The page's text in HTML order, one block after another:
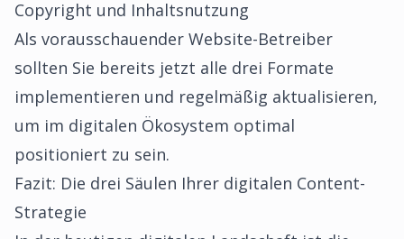
Copyright und Inhaltsnutzung
Als vorausschauender Website-Betreiber
sollten Sie bereits jetzt alle drei Formate
implementieren und regelmäßig aktualisieren,
um im digitalen Ökosystem optimal
positioniert zu sein.
Fazit: Die drei Säulen Ihrer digitalen Content-
Strategie